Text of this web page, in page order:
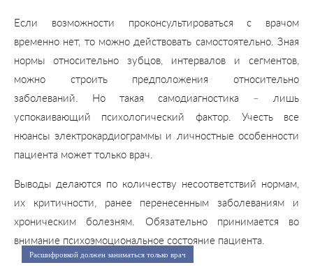
Если возможности проконсультироваться с врачом
временно нет, то можно действовать самостоятельно. Зная
нормы относительно зубцов, интервалов и сегментов,
можно строить предположения относительно
заболеваний. Но такая самодиагностика – лишь
успокаивающий психологический фактор. Учесть все
нюансы электрокардиограммы и личностные особенности
пациента может только врач.
Выводы делаются по количеству несоответствий нормам,
их критичности, ранее перенесенным заболеваниям и
хроническим болезням. Обязательно принимается во
внимание психоэмоциональное состояние пациента.
Расшифровкой должен заниматься только врач